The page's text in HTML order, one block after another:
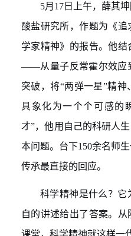
5月 17 日上午，薛其坤
酸盐研究所，作题为《追
学家精神》的报告。他结
——从量子反常霍尔效应
突破 ，将“两弹一星”精神
具象化为一个个可感的
才”，他用自己的科研人
本问题。台下150余名师
传承最直接的回应。
科学精神是什么？它
自的讲述给出了答案。从
课堂，科学精神就这样一